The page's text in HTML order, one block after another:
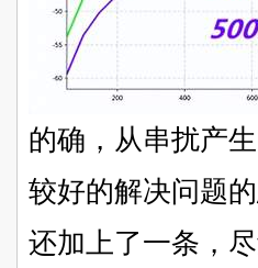
的确，从串扰产
较好的解决问题
还加上了一条，